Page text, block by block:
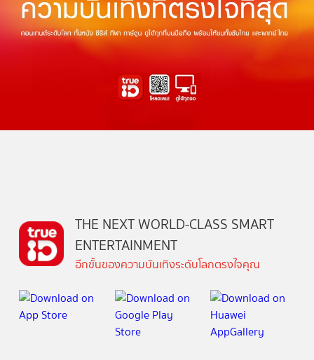
THE NEXT WORLD-CLASS SMART
ENTERTAINMENT
อีกขั้นของความบันเทิงระดับโลกตรงใจคุณ